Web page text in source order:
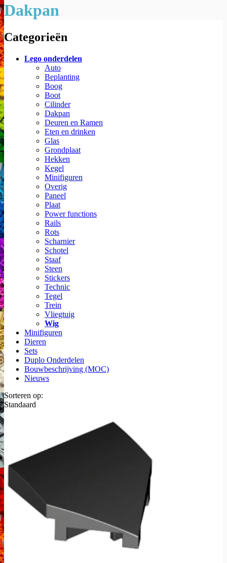
Dakpan
Categorieën
Lego onderdelen
Auto
Beplanting
Boog
Boot
Cilinder
Dakpan
Deuren en Ramen
Eten en drinken
Glas
Grondplaat
Hekken
Kegel
Minifiguren
Overig
Paneel
Plaat
Power functions
Rails
Rots
Scharnier
Schotel
Staaf
Steen
Stickers
Technic
Tegel
Trein
Vliegtuig
Wig
Minifiguren
Dieren
Sets
Duplo Onderdelen
Bouwbeschrijving (MOC)
Nieuws
Sorteren op:
Standaard